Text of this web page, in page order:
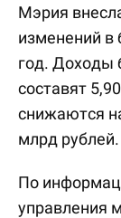
Мэрия
изменений в
год. Доходы
составят
снижаются
млрд рублей.
По
управления